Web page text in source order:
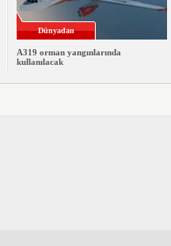
Dünyadan
A319 orman yangınlarında
kullanılacak